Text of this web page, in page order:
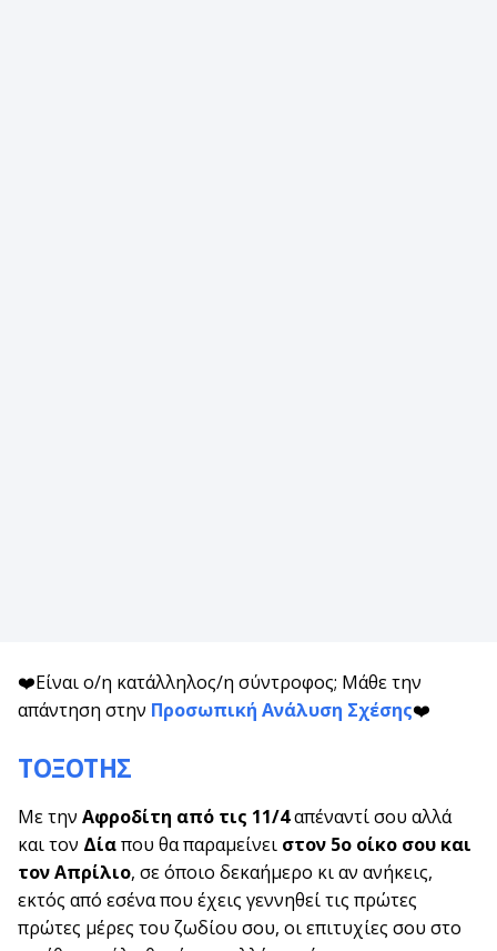
❤️Είναι ο/η κατάλληλος/η σύντροφος; Μάθε την
απάντηση στην Προσωπική Ανάλυση Σχέσης❤️
ΤΟΞΟΤΗΣ
Με την Αφροδίτη από τις 11/4απέναντί σου αλλά
και τον Δίαπου θα παραμείνει στον 5ο οίκο σου και
τον Απρίλιο, σε όποιο δεκαήμερο κι αν ανήκεις,
εκτός από εσένα που έχεις γεννηθεί τις πρώτες
πρώτες μέρες του ζωδίου σου, οι επιτυχίες σου στο